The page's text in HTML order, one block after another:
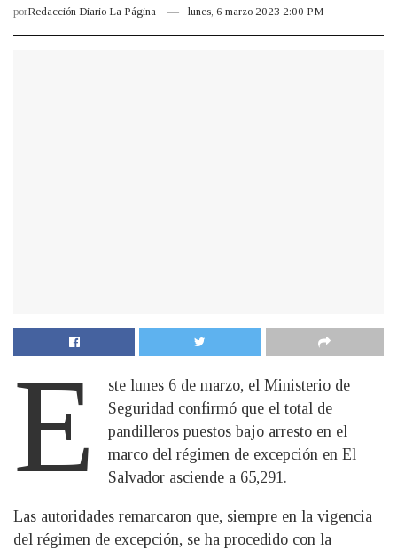
porRedacción Diario La Página lunes, 6 marzo 2023 2:00 PM
E
ste lunes 6 de marzo, el Ministerio de
Seguridad confirmó que el total de
pandilleros puestos bajo arresto en el
marco del régimen de excepción en El
Salvador asciende a 65,291.
Las autoridades remarcaron que, siempre en la vigencia
del régimen de excepción, se ha procedido con la